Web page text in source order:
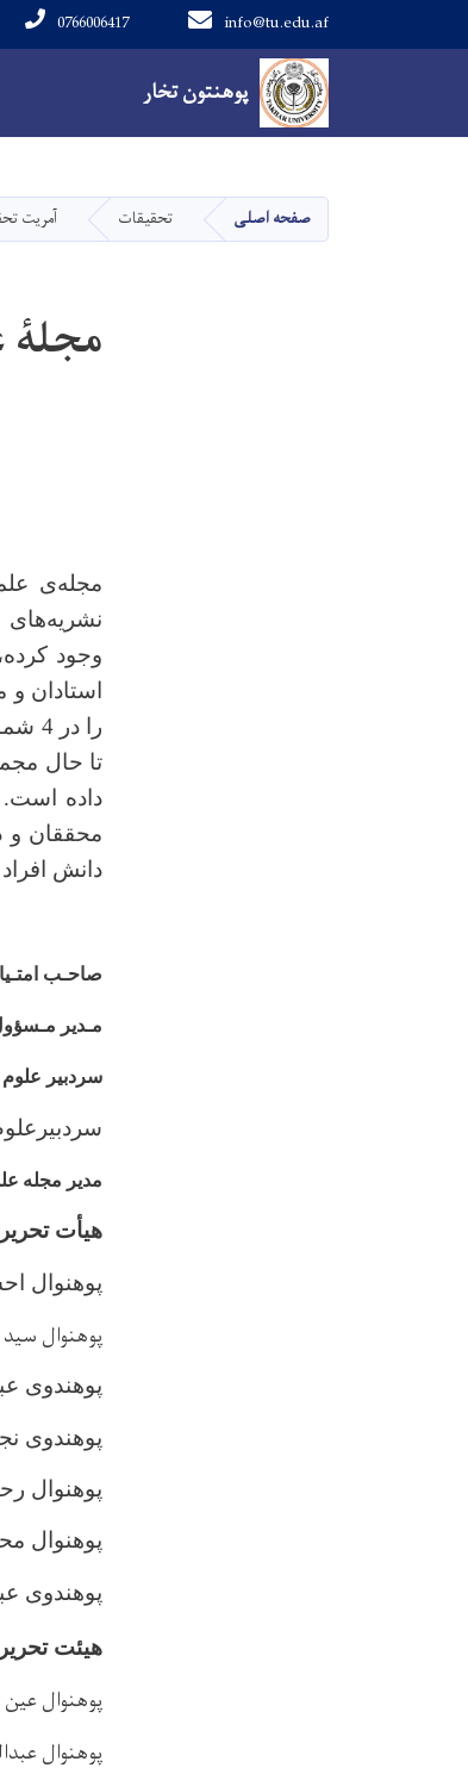
پوهنتون تخار
info@tu.edu.af
0766006417
Main navigation
پوهنتون تخار
صفحه اصلی تحقیقات آمریت
مجلۀ
وجود
استادان
را در 4 شماره (بهاری، تابستانی، خزانی و زمستانی) به نشر می
داده است.
محققان و
دانش
صاحـب
مـدیر
سردبیر
مدیر مجله
هیأت
پوهنوال
پوهنوال
پوهندوی
پوهندوی
پوهنوال
پوهنوال
پوهندوی
هیئت
پوهنوال عین
پوهنوال